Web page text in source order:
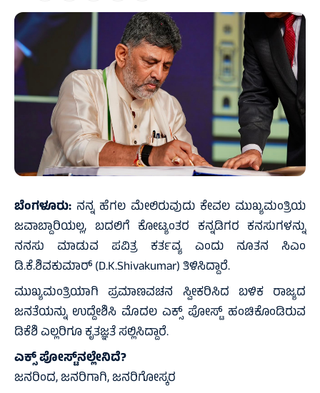
ಬೆಂಗಳೂರು: ನನ್ನ ಹೆಗಲ ಮೇಲಿರುವುದು ಕೇವಲ ಮುಖ್ಯಮಂತ್ರಿಯ
ಜವಾಬ್ದಾರಿಯಲ್ಲ, ಬದಲಿಗೆ ಕೋಟ್ಯಂತರ ಕನ್ನಡಿಗರ ಕನಸುಗಳನ್ನು
ನನಸು ಮಾಡುವ ಪವಿತ್ರ ಕರ್ತವ್ಯ ಎಂದು ನೂತನ ಸಿಎಂ
ಡಿ.ಕೆ.ಶಿವಕುಮಾರ್‌ (D.K.Shivakumar) ತಿಳಿಸಿದ್ದಾರೆ.
ಮುಖ್ಯಮಂತ್ರಿಯಾಗಿ ಪ್ರಮಾಣವಚನ ಸ್ವೀಕರಿಸಿದ ಬಳಿಕ ರಾಜ್ಯದ
ಜನತೆಯನ್ನು ಉದ್ದೇಶಿಸಿ ಮೊದಲ ಎಕ್ಸ್‌ ಪೋಸ್ಟ್‌ ಹಂಚಿಕೊಂಡಿರುವ
ಡಿಕೆಶಿ ಎಲ್ಲರಿಗೂ ಕೃತಜ್ಞತೆ ಸಲ್ಲಿಸಿದ್ದಾರೆ.
ಎಕ್ಸ್‌ ಪೋಸ್ಟ್‌ನಲ್ಲೇನಿದೆ?
ಜನರಿಂದ, ಜನರಿಗಾಗಿ, ಜನರಿಗೋಸ್ಕರ